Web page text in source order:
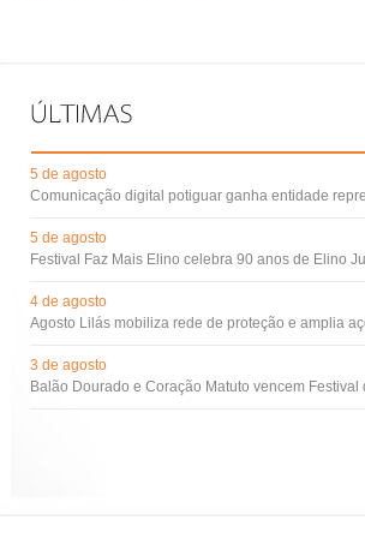
5 de agosto
Comunicação digital potiguar ganha entidade
5 de agosto
Festival Faz Mais Elino celebra 90 anos de Elino
4 de agosto
Agosto Lilás mobiliza rede de proteção e amplia
3 de agosto
Balão Dourado e Coração Matuto vencem Festival